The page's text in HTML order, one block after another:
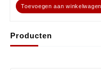
Producten
Toevoegen aan winkelwagen